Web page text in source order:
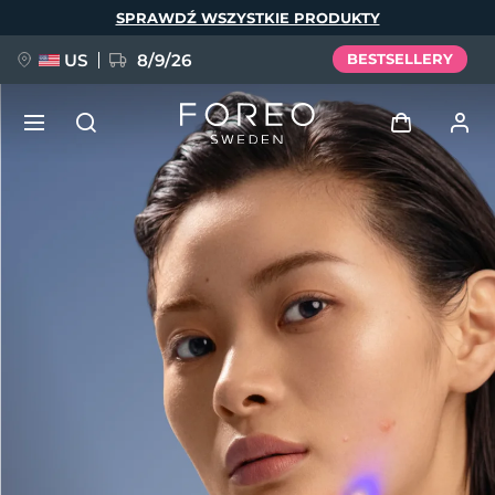
SPRAWDŹ WSZYSTKIE PRODUKTY
US 8/9/26 BESTSELLERY
Zaloguj
Profil użytkownika
Moje urządzenia
Moje zamówienia
Moje adresy
Moje subskrypcje
FAQ™ Pure Beauty-Tech Elixir
BREAKING NEWS
issa™ Teeth Whitening Set
Deutsch
Español
Italiano
Svenska
简体中文 繁體中文